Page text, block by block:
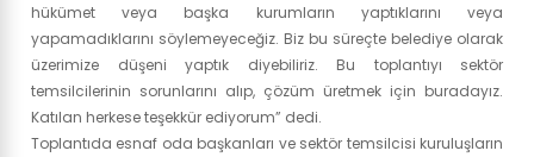
hükümet veya başka kurumların yaptıklarını veya
yapamadıklarını söylemeyeceğiz. Biz bu süreçte belediye olarak
üzerimize düşeni yaptık diyebiliriz. Bu toplantıyı sektör
temsilcilerinin sorunlarını alıp, çözüm üretmek için buradayız.
Katılan herkese teşekkür ediyorum” dedi.
Toplantıda esnaf oda başkanları ve sektör temsilcisi kuruluşların